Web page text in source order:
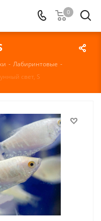
0
- Лабиринтовые -
свет, S